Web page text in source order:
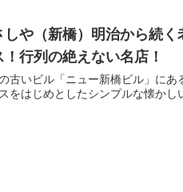
しや（新橋）明治から続く
！行列の絶えない名店！
古いビル「ニュー新橋ビル」にあ
をはじめとしたシンプルな懐かし